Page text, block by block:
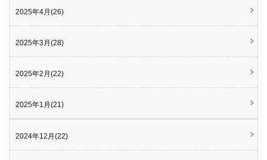
2025年4月(26)
2025年3月(28)
2025年2月(22)
2025年1月(21)
2024年12月(22)